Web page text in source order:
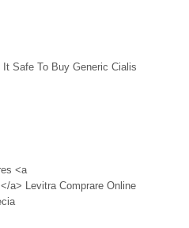
It Safe To Buy Generic Cialis
<a
a> Levitra Comprare Online